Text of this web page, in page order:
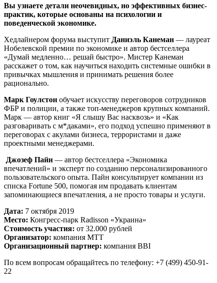
Вы узнаете детали неочевидных, но эффективных бизнес-
практик, которые основаны на психологии и
поведенческой экономике.
Хедлайнером форума выступит Даниэль Канеман — лауреат
Нобелевской премии по экономике и автор бестселлера
«Думай медленно… решай быстро». Мистер Канеман
расскажет о том, как научиться находить системные ошибки в
привычках мышления и принимать решения более
рационально.
Марк Гоулстон обучает искусству переговоров сотрудников
ФБР и полиции, а также топ-менеджеров крупных компаний.
Марк — автор книг «Я слышу Вас насквозь» и «Как
разговаривать с м*даками», его подход успешно применяют в
переговорах с акулами бизнеса, террористами и даже
проектными менеджерами.
Джозеф Пайн — автор бестселлера «Экономика
впечатлений» и эксперт по созданию персонализированного
пользовательского опыта. Пайн консультирует компании из
списка Fortune 500, помогая им продавать клиентам
запоминающиеся впечатления, а не просто товары и услуги.
Дата: 7 октября 2019
Место: Конгресс-парк Radisson «Украина»
Стоимость участия: от 32.000 рублей
Организатор: компания МТТ
Организационный партнер: компания BBI
По всем вопросам обращайтесь по телефону: +7 (499) 450-91-
22